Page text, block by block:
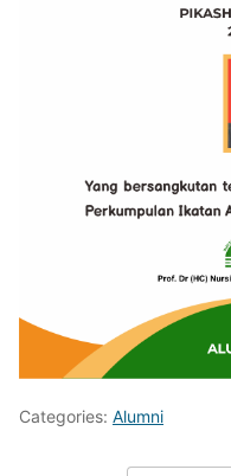
Categories: Alumni